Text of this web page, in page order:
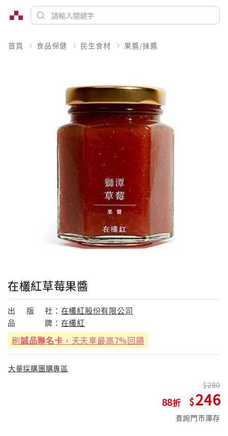
首頁 食品保健 民生食材 果醬/抹醬
在欉紅草莓果醬
出 版 社： 在欉紅股份有限公司
品
牌： 在欉紅
刷誠品聯名卡 ，天天享最高7%回饋
大量採購團購專區
88
280
246
查詢門市庫存